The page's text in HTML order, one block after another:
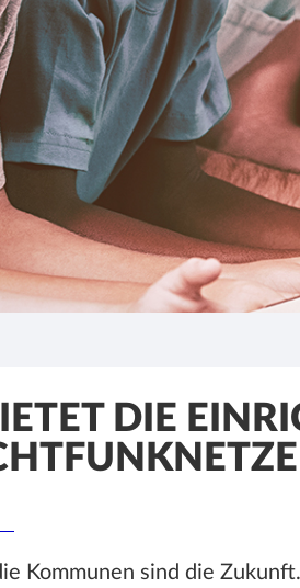
DIE
Kommunen sind die